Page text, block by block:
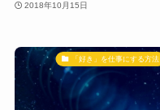
2018年10月15日
「好き」を仕事にする方法